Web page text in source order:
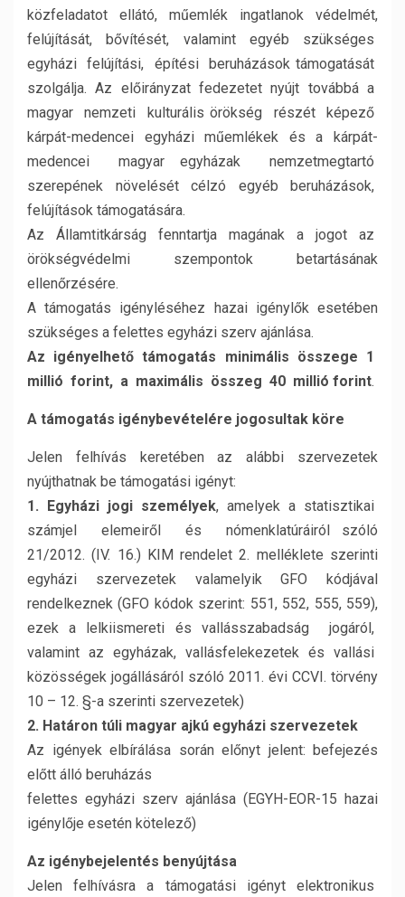
közfeladatot ellátó, műemlék ingatlanok védelmét,
felújítását, bővítését, valamint egyéb szükséges
egyházi felújítási, építési beruházások támogatását
szolgálja. Az előirányzat fedezetet nyújt továbbá a
magyar nemzeti kulturális örökség részét képező
kárpát-medencei egyházi műemlékek és a kárpát-
medencei magyar egyházak nemzetmegtartó
szerepének növelését célzó egyéb beruházások,
felújítások támogatására.
Az Államtitkárság fenntartja magának a jogot az
örökségvédelmi szempontok betartásának
ellenőrzésére.
A támogatás igényléséhez hazai igénylők esetében
szükséges a felettes egyházi szerv ajánlása.
Az igényelhető támogatás minimális összege 1
millió forint, a maximális összeg 40 millió forint.
A támogatás igénybevételére jogosultak köre
Jelen felhívás keretében az alábbi szervezetek
nyújthatnak be támogatási igényt:
1. Egyházi jogi személyek, amelyek a statisztikai
számjel elemeiről és nómenklatúráiról szóló
21/2012. (IV. 16.) KIM rendelet 2. melléklete szerinti
egyházi szervezetek valamelyik GFO kódjával
rendelkeznek (GFO kódok szerint: 551, 552, 555, 559),
ezek a lelkiismereti és vallásszabadság jogáról,
valamint az egyházak, vallásfelekezetek és vallási
közösségek jogállásáról szóló 2011. évi CCVI. törvény
10 – 12. §-a szerinti szervezetek)
2. Határon túli magyar ajkú egyházi szervezetek
Az igények elbírálása során előnyt jelent: befejezés
előtt álló beruházás
felettes egyházi szerv ajánlása (EGYH-EOR-15 hazai
igénylője esetén kötelező)
Az igénybejelentés benyújtása
Jelen felhívásra a támogatási igényt elektronikus